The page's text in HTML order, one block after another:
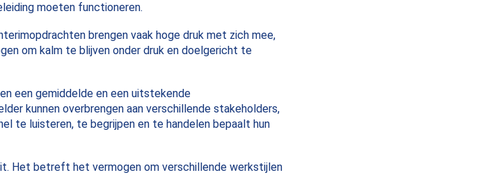
moeten functioneren.
brengen vaak hoge druk met zich mee,
om kalm te blijven onder druk en doelgericht te
een gemiddelde en een uitstekende
kunnen overbrengen aan verschillende stakeholders,
te luisteren, te begrijpen en te handelen bepaalt hun
Het betreft het vermogen om verschillende werkstijlen